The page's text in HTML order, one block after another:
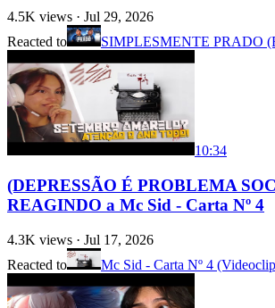
4.5K views · Jul 29, 2026
Reacted to
SIMPLESMENTE PRADO
10:34
(DEPRESSÃO É PROBLEMA
REAGINDO a Mc Sid - Carta Nº 4
4.3K views · Jul 17, 2026
Reacted to
Mc Sid - Carta Nº 4